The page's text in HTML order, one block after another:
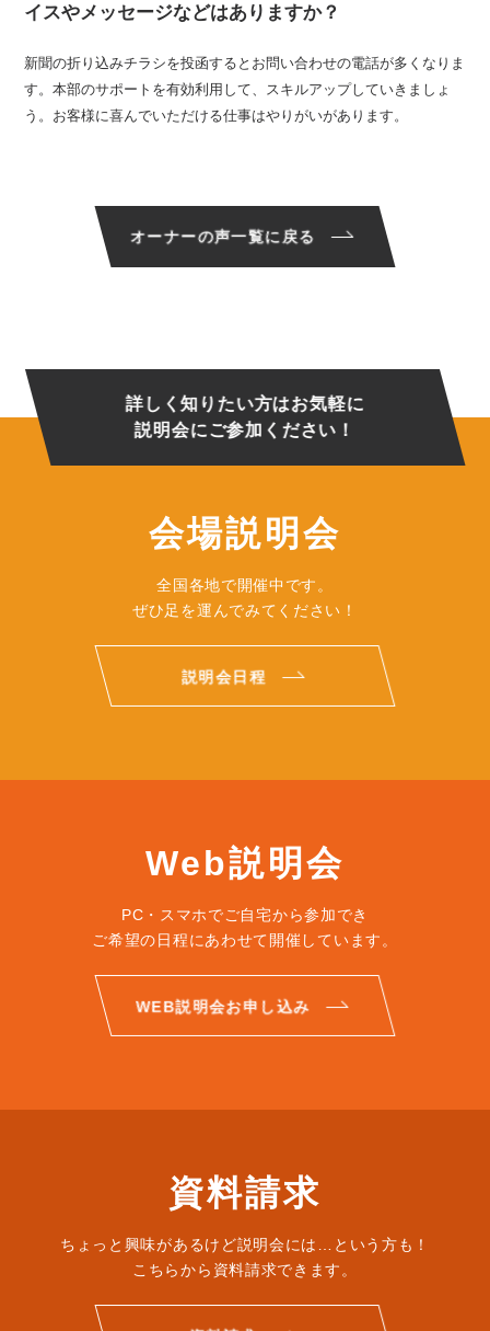
イスやメッセージなどはありますか？
新聞の折り込みチラシを投函するとお問い合わせの電話が多くなりま
す。本部のサポートを有効利用して、スキルアップしていきましょ
う。お客様に喜んでいただける仕事はやりがいがあります。
オーナーの声一覧に戻る
詳しく知りたい方はお気軽に
説明会にご参加ください！
会場説明会
全国各地で開催中です。
ぜひ足を運んでみてください！
説明会日程
Web説明会
PC・スマホでご自宅から参加でき
ご希望の日程にあわせて開催しています。
WEB説明会お申し込み
資料請求
ちょっと興味があるけど説明会には…という方も！
こちらから資料請求できます。